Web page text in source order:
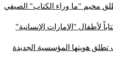
مخيم "ما وراء الكتاب" الصيفي
تطلق هويتها المؤسسية الجديدة